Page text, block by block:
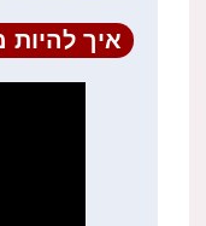
איך להיות